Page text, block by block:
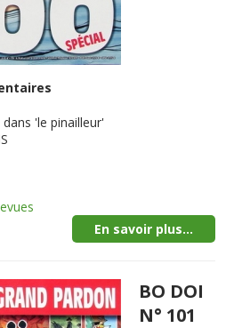
'le pinailleur'
En savoir plus...
BO DOI
N° 101